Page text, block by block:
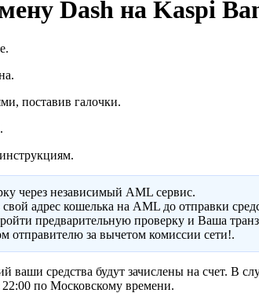
Dash на Kaspi
поставив галочки.
через независимый AML сервис.
адрес кошелька на AML до отправки
предварительную проверку и Ваша
за вычетом комиссии сети!.
ваши средства будут зачислены на счет. В
по Московскому времени.